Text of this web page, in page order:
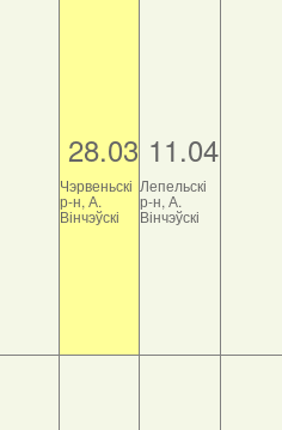
28.03
Чэрвеньскі
р-н, А.
Вінчэўскі
11.04
Лепельскі
р-н, А.
Вінчэўскі